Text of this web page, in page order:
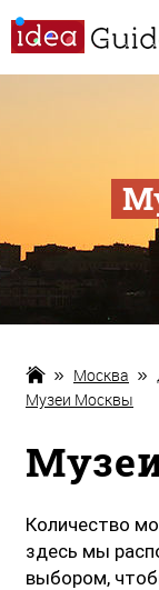
Москва
Музеи Москвы
Количество
здесь мы
выбором,